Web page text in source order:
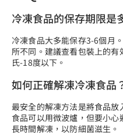
冷凍食品的保存期限是
冷凍食品大多能保存3-6個月
所不同。建議查看包裝上的
氏-18度以下。
如何正確解凍冷凍食品
最安全的解凍方法是將食品
食品可以用微波爐，但要小
長時間解凍，以防細菌滋生。